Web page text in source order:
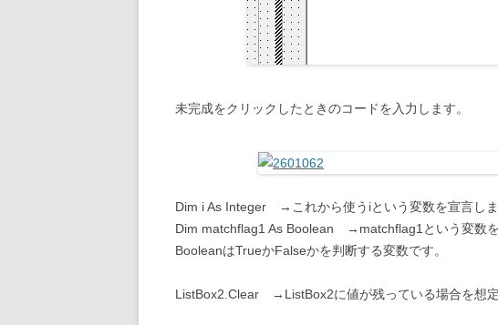
未完成をクリックしたときのコードを入力します。
Dim i As Integer →これから使うiという変数を宣言しま
Dim matchflag1 As Boolean →matchflag1という変数を
BooleanはTrueかFalseかを判断する変数です。
ListBox2.Clear →ListBox2に値が残っている場合を想定